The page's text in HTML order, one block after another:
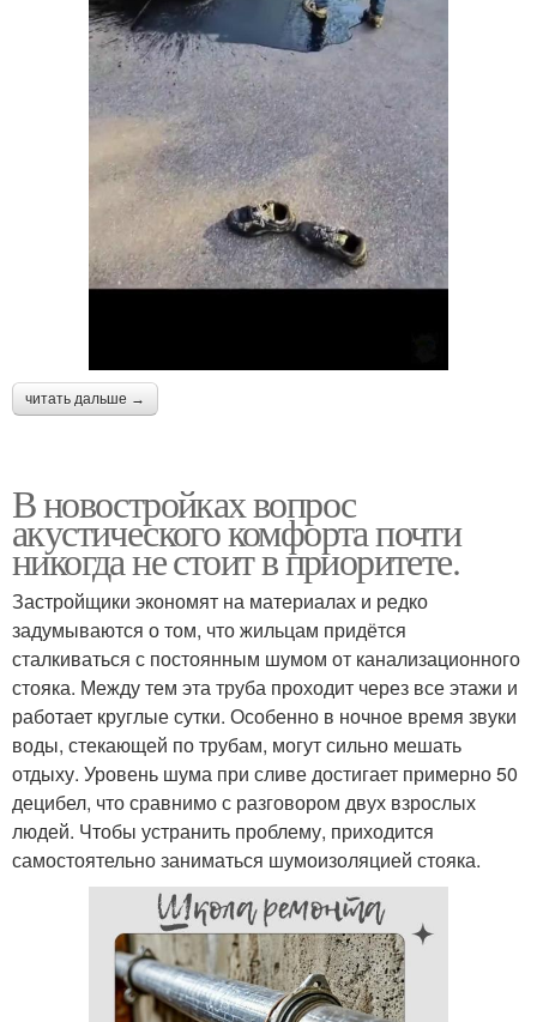
читать дальше →
В новостройках вопрос
акустического комфорта почти
никогда не стоит в приоритете.
Застройщики экономят на материалах и редко
задумываются о том, что жильцам придётся
сталкиваться с постоянным шумом от канализационного
стояка. Между тем эта труба проходит через все этажи и
работает круглые сутки. Особенно в ночное время звуки
воды, стекающей по трубам, могут сильно мешать
отдыху. Уровень шума при сливе достигает примерно 50
децибел, что сравнимо с разговором двух взрослых
людей. Чтобы устранить проблему, приходится
самостоятельно заниматься шумоизоляцией стояка.